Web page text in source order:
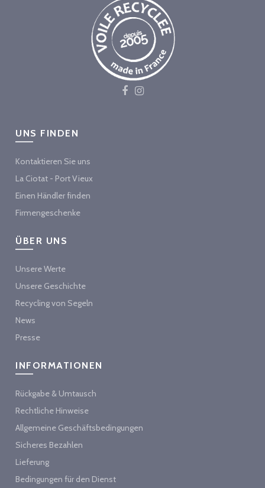
UNS FINDEN
Kontaktieren Sie uns
La Ciotat - Port Vieux
Einen Händler finden
Firmengeschenke
ÜBER UNS
Unsere Werte
Unsere Geschichte
Recycling von Segeln
News
Presse
INFORMATIONEN
Rückgabe & Umtausch
Rechtliche Hinweise
Allgemeine Geschäftsbedingungen
Sicheres Bezahlen
Lieferung
Bedingungen für den Dienst